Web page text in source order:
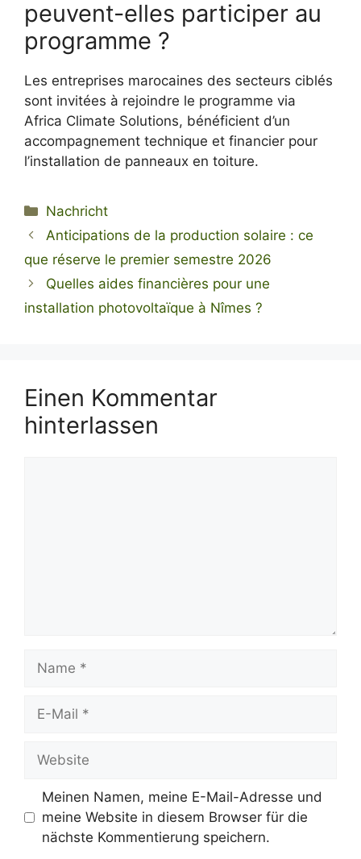
peuvent-elles participer au
programme ?
Les entreprises marocaines des secteurs ciblés
sont invitées à rejoindre le programme via
Africa Climate Solutions, bénéficient d’un
accompagnement technique et financier pour
l’installation de panneaux en toiture.
Kategorien
Nachricht
Anticipations de la production solaire : ce
que réserve le premier semestre 2026
Quelles aides financières pour une
installation photovoltaïque à Nîmes ?
Einen Kommentar
hinterlassen
Name
Website
Meinen Namen, meine E-Mail-Adresse und
meine Website in diesem Browser für die
nächste Kommentierung speichern.